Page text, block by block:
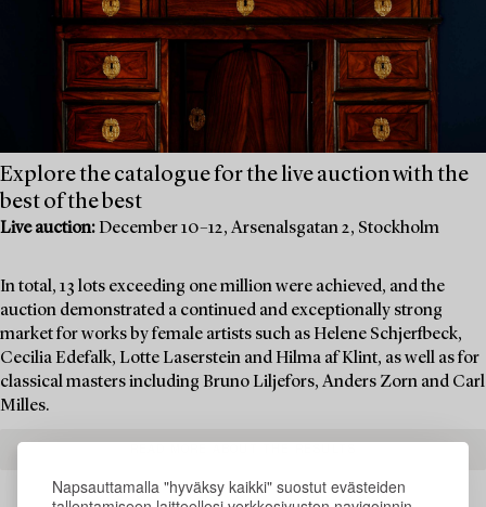
Napsauttamalla "hyväksy kaikki" suostut evästeiden
Explore the catalogue for the live auction with the
best of the best
Live auction: December 10–12, Arsenalsgatan 2, Stockholm
In total, 13 lots exceeding one million were achieved, and the
auction demonstrated a continued and exceptionally strong
market for works by female artists such as Helene Schjerfbeck,
Cecilia Edefalk, Lotte Laserstein and Hilma af Klint, as well as for
classical masters including Bruno Liljefors, Anders Zorn and Carl
Milles.